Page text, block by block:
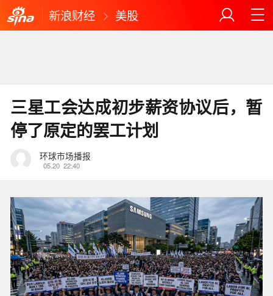
新浪财经 美股
三星工会达成初步薪资协议后，暂
停了原定的罢工计划
环球市场播报
05.20 22:40